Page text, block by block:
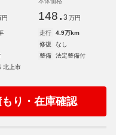
円 148. 3 万円
走行
4.9万km
修復
なし
整備
法定整備付
北上市
もり・在庫確認